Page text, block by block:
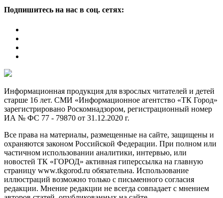
Подпишитесь на нас в соц. сетях:
Информационная продукция для взрослых читателей и детей
старше 16 лет. СМИ «Информационное агентство «ТК Город»
зарегистрировано Роскомнадзором, регистрационный номер
ИА № ФС 77 - 79870 от 31.12.2020 г.
Все права на материалы, размещенные на сайте, защищены и
охраняются законом Российской Федерации. При полном или
частичном использовании аналитики, интервью, или
новостей ТК «ГОРОД» активная гиперссылка на главную
страницу www.tkgorod.ru обязательна. Использование
иллюстраций возможно только с письменного согласия
редакции. Мнение редакции не всегда совпадает с мнением